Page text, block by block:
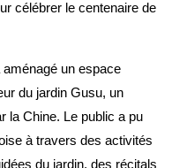
célébrer le centenaire de
un espace
du jardin Gusu, un
la Chine. Le public a pu
à travers des activités
du jardin, des récitals